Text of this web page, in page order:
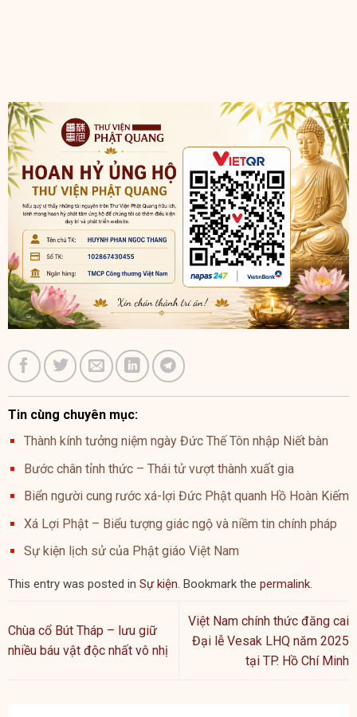
Tin cùng chuyên mục:
Thành kính tưởng niệm ngày Đức Thế Tôn nhập Niết bàn
Bước chân tỉnh thức – Thái tử vượt thành xuất gia
Biển người cung rước xá-lợi Đức Phật quanh Hồ Hoàn Kiếm
Xá Lợi Phật – Biểu tượng giác ngộ và niềm tin chính pháp
Sự kiện lịch sử của Phật giáo Việt Nam
This entry was posted in Sự kiện. Bookmark the permalink.
Chùa cổ Bút Tháp – lưu giữ
nhiều báu vật độc nhất vô nhị
Việt Nam chính thức đăng cai
Đại lễ Vesak LHQ năm 2025
tại TP. Hồ Chí Minh